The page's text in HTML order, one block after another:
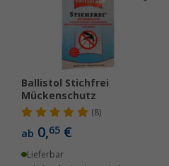
Ballistol Stichfrei
Mückenschutz
(8)
ab 0,65 €
Lieferbar